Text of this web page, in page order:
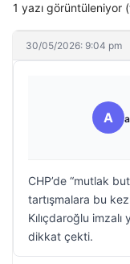
1 yazı görüntüleniyor
30/05/2026: 9:04 pm
A
CHP’de “mutlak
tartışmalara bu
Kılıçdaroğlu
dikkat çekti.